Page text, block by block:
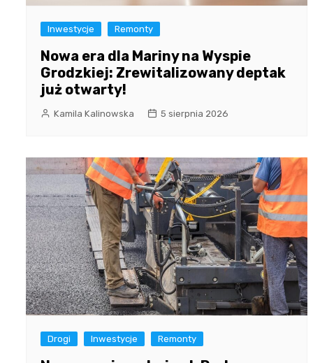
Inwestycje Remonty
Nowa era dla Mariny na Wyspie
Grodzkiej: Zrewitalizowany deptak
już otwarty!
Kamila Kalinowska 5 sierpnia 2026
Drogi Inwestycje Remonty